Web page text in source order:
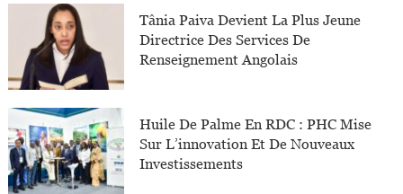
Tânia Paiva Devient La Plus Jeune
Directrice Des Services De
Renseignement Angolais
Huile De Palme En RDC : PHC Mise
Sur L’innovation Et De Nouveaux
Investissements